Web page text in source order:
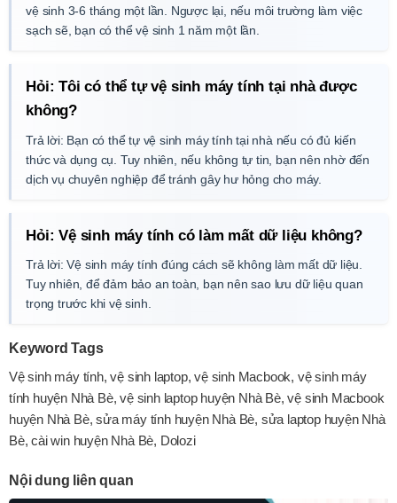
vệ sinh 3-6 tháng một lần. Ngược lại, nếu môi trường làm việc
sạch sẽ, bạn có thể vệ sinh 1 năm một lần.
Hỏi: Tôi có thể tự vệ sinh máy tính tại nhà được
không?
Trả lời: Bạn có thể tự vệ sinh máy tính tại nhà nếu có đủ kiến
thức và dụng cụ. Tuy nhiên, nếu không tự tin, bạn nên nhờ đến
dịch vụ chuyên nghiệp để tránh gây hư hỏng cho máy.
Hỏi: Vệ sinh máy tính có làm mất dữ liệu không?
Trả lời: Vệ sinh máy tính đúng cách sẽ không làm mất dữ liệu.
Tuy nhiên, để đảm bảo an toàn, bạn nên sao lưu dữ liệu quan
trọng trước khi vệ sinh.
Keyword Tags
Vệ sinh máy tính, vệ sinh laptop, vệ sinh Macbook, vệ sinh máy
tính huyện Nhà Bè, vệ sinh laptop huyện Nhà Bè, vệ sinh Macbook
huyện Nhà Bè, sửa máy tính huyện Nhà Bè, sửa laptop huyện Nhà
Bè, cài win huyện Nhà Bè, Dolozi
Nội dung liên quan